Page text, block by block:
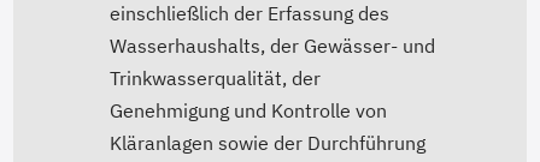
einschließlich der Erfassung des
Wasserhaushalts, der Gewässer- und
Trinkwasserqualität, der
Genehmigung und Kontrolle von
Kläranlagen sowie der Durchführung